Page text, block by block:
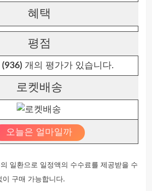
혜택
평점
(936) 개의 평가가 있습니다.
로켓배송
오늘은 얼마일까
일환으로 일정액의 수수료를 제공받을 수
구매 가능합니다.